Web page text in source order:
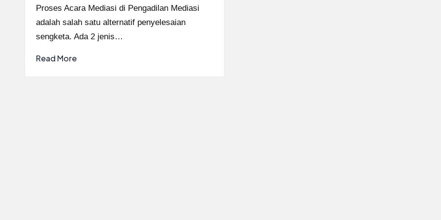
by
Proses Acara Mediasi di Pengadilan Mediasi
adalah salah satu alternatif penyelesaian
sengketa. Ada 2 jenis…
Read More